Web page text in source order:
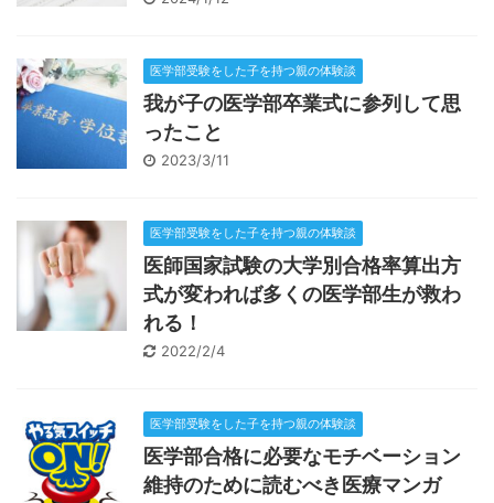
医学部受験をした子を持つ親の体験談
我が子の医学部卒業式に参列して思
ったこと
2023/3/11
医学部受験をした子を持つ親の体験談
医師国家試験の大学別合格率算出方
式が変われば多くの医学部生が救わ
れる！
2022/2/4
医学部受験をした子を持つ親の体験談
医学部合格に必要なモチベーション
維持のために読むべき医療マンガ